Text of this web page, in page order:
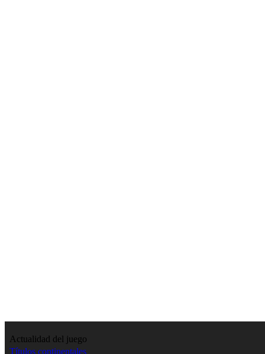
Actualidad del juego
Títulos continentales